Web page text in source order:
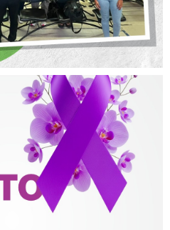
– ACOLHER,
COMBATER A
CONTRA A